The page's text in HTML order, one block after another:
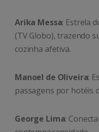
Arika Messa: Estrela
(TV Globo), trazendo
cozinha afetiva.
Manoel de Oliveira:
passagens por hotéis
George Lima: